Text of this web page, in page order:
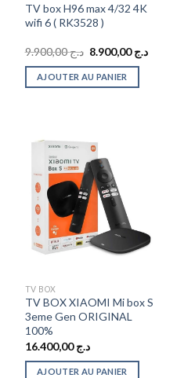
TV box H96 max 4/32 4K
wifi 6 ( RK3528 )
د.ج9.900,00
Le
initial
était :
د.ج8.900,00
Le
AJOUTER AU PANIER
TV BOX
TV BOX XIAOMI Mi box S
3eme Gen ORIGINAL
100%
د.ج16.400,00
AJOUTER AU PANIER